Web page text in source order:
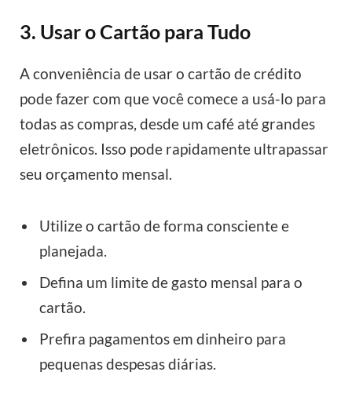
3. Usar o Cartão para Tudo
A conveniência de usar o cartão de crédito
pode fazer com que você comece a usá-lo para
todas as compras, desde um café até grandes
eletrônicos. Isso pode rapidamente ultrapassar
seu orçamento mensal.
Utilize o cartão de forma consciente e
planejada.
Defina um limite de gasto mensal para o
cartão.
Prefira pagamentos em dinheiro para
pequenas despesas diárias.